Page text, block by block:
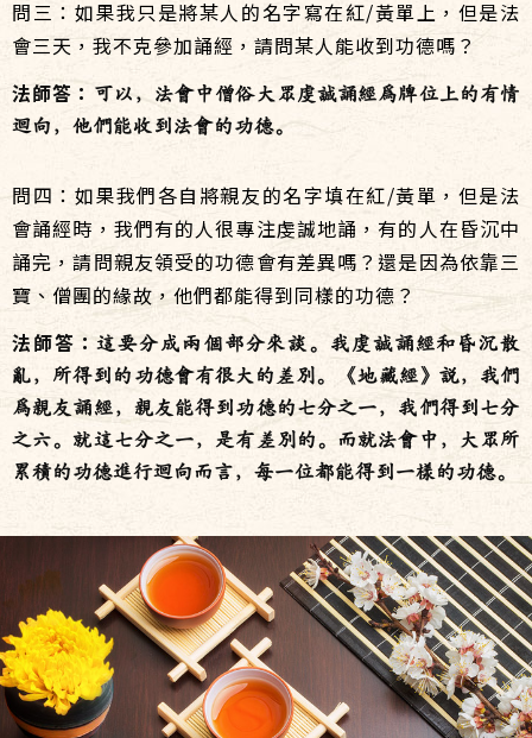
問三：如果我只是將某人的名字寫在紅/黃單上，但是法
會三天，我不克參加誦經，請問某人能收到功德嗎？
法師答： 可以，法會中僧俗大眾虔誠誦經為牌位上的有情
迴向，他們能收到法會的功德。
問四：如果我們各自將親友的名字填在紅/黃單，但是法
會誦經時，我們有的人很專注虔誠地誦，有的人在昏沉中
誦完，請問親友領受的功德會有差異嗎？還是因為依靠三
寶、僧團的緣故，他們都能得到同樣的功德？
法師答：這要分成兩個部分來談。我虔誠誦經和昏沉散
亂，所得到的功德會有很大的差別。《地藏經》說，我們
為親友誦經，親友能得到功德的七分之一，我們得到七分
之六。就這七分之一，是有差別的。而就法會中，大眾所
累積的功德進行迴向而言，每一位都能得到一樣的功德。